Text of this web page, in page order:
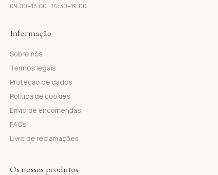
09:00–13:00 · 14:30–19:00
Informação
Sobre nós
Termos legais
Proteção de dados
Política de cookies
Envio de encomendas
FAQs
Livro de reclamações
Os nossos produtos